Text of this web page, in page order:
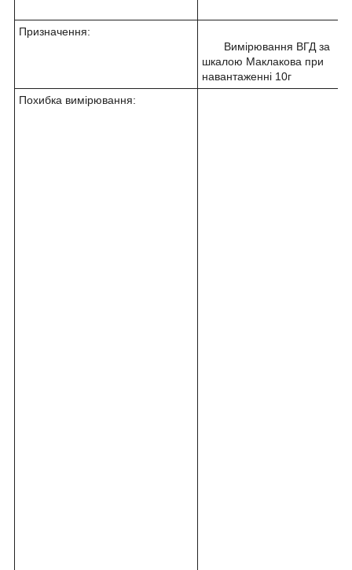
Призначення:
Вимірювання ВГД за
шкалою Маклакова при
навантаженні 10г
Похибка вимірювання: